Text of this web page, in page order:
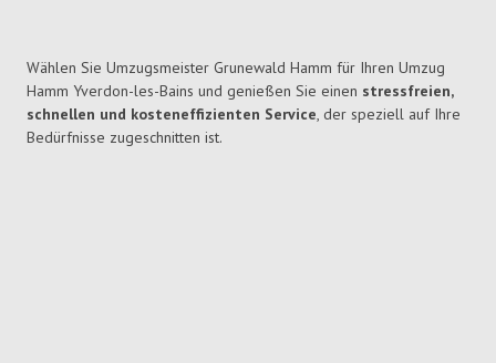
Wählen Sie Umzugsmeister Grunewald Hamm für Ihren Umzug
Hamm Yverdon-les-Bains und genießen Sie einen stressfreien,
schnellen und kosteneffizienten Service, der speziell auf Ihre
Bedürfnisse zugeschnitten ist.